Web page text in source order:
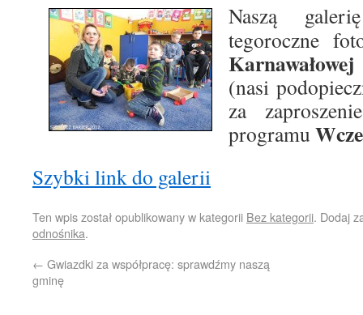
Naszą
tegoroczne
Karnawałowej
(nasi
za
programu
Szybki link do galerii
Ten wpis został opublikowany w kategorii Bez kategorii. Dodaj
odnośnika.
← Gwiazdki za współpracę: sprawdźmy naszą
gminę